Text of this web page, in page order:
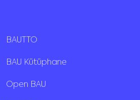
BAUTTO
BAU Kütüphane
Open BAU